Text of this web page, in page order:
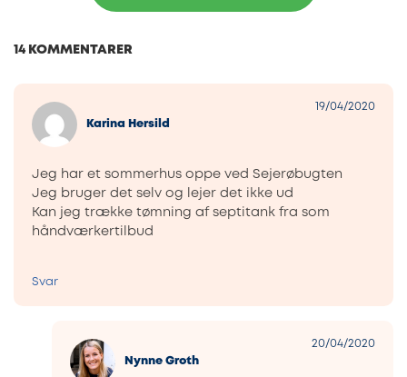
14 KOMMENTARER
Karina Hersild
19/04/2020
Jeg har et sommerhus oppe ved Sejerøbugten
Jeg bruger det selv og lejer det ikke ud
Kan jeg trække tømning af septitank fra som
håndværkertilbud
Svar
Nynne Groth
20/04/2020